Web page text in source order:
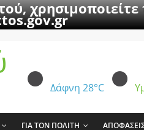
Δάφνη 28°C
ΓΙΑ ΤΟΝ ΠΟΛΙΤΗ